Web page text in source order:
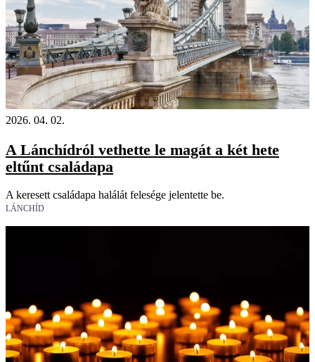
2026. 04. 02.
A Lánchídról vethette le magát a két hete
eltűnt családapa
A keresett családapa halálát felesége jelentette be.
LÁNCHÍD